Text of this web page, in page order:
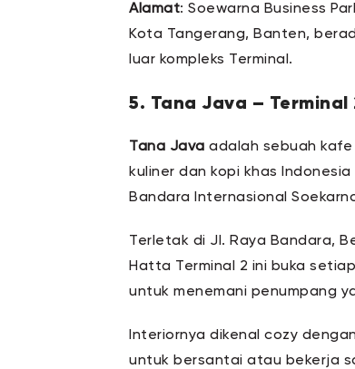
Alamat: Soewarna Business
Kota Tangerang, Banten,
luar kompleks Terminal.
5. Tana Java – Terminal
Tana Java adalah sebuah
kuliner dan kopi khas
Bandara Internasional
Terletak di Jl. Raya Bandara,
Hatta Terminal 2 ini buka
untuk menemani penumpang
Interiornya dikenal cozy
untuk bersantai atau bekerja